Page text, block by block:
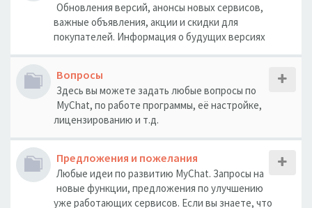
Обновления версий, анонсы новых сервисов,
важные объявления, акции и скидки для
покупателей. Информация о будущих версиях
Вопросы
Здесь вы можете задать любые вопросы по
MyChat, по работе программы, её настройке,
лицензированию и т.д.
Предложения и пожелания
Любые идеи по развитию MyChat. Запросы на
новые функции, предложения по улучшению
уже работающих сервисов. Если вы знаете, что